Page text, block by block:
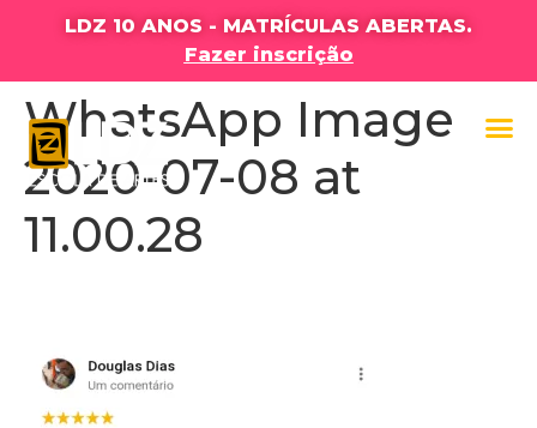
LDZ 10 ANOS - MATRÍCULAS ABERTAS.
Fazer inscrição
WhatsApp Image
2020-07-08 at
11.00.28